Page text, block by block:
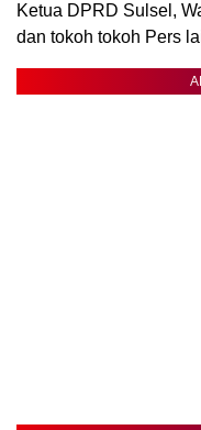
Ketua DPRD Sulsel,
dan tokoh tokoh Pers